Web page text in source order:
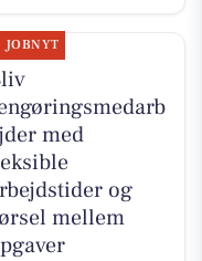
JOBNYT
med
og
mellem